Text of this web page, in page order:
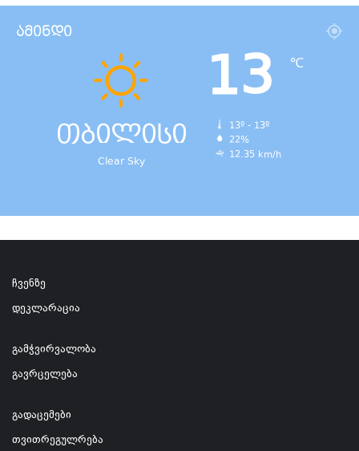
ამინდი
თბილისი
Clear Sky
13 ℃
13º - 13º
22%
12.35 km/h
ჩვენზე
დეკლარაცია
გამჭვირვალობა
გავრცელება
გადაცემები
თვითრეგულრება